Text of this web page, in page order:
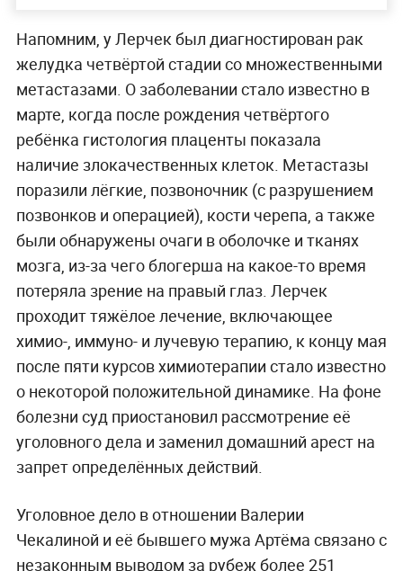
Напомним, у Лерчек был диагностирован рак
желудка четвёртой стадии со множественными
метастазами. О заболевании стало известно в
марте, когда после рождения четвёртого
ребёнка гистология плаценты показала
наличие злокачественных клеток. Метастазы
поразили лёгкие, позвоночник (с разрушением
позвонков и операцией), кости черепа, а также
были обнаружены очаги в оболочке и тканях
мозга, из-за чего блогерша на какое-то время
потеряла зрение на правый глаз. Лерчек
проходит тяжёлое лечение, включающее
химио-, иммуно- и лучевую терапию, к концу мая
после пяти курсов химиотерапии стало известно
о некоторой положительной динамике. На фоне
болезни суд приостановил рассмотрение её
уголовного дела и заменил домашний арест на
запрет определённых действий.
Уголовное дело в отношении Валерии
Чекалиной и её бывшего мужа Артёма связано с
незаконным выводом за рубеж более 251